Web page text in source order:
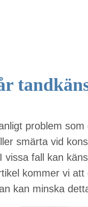
problem
smärta vid
vissa fall kan
kommer vi
kan minska